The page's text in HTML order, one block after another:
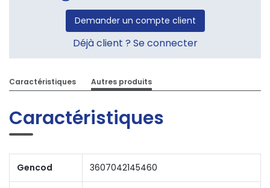
Demander un compte client
Déjà client ? Se connecter
Caractéristiques Autres produits
Caractéristiques
Gencod 3607042145460